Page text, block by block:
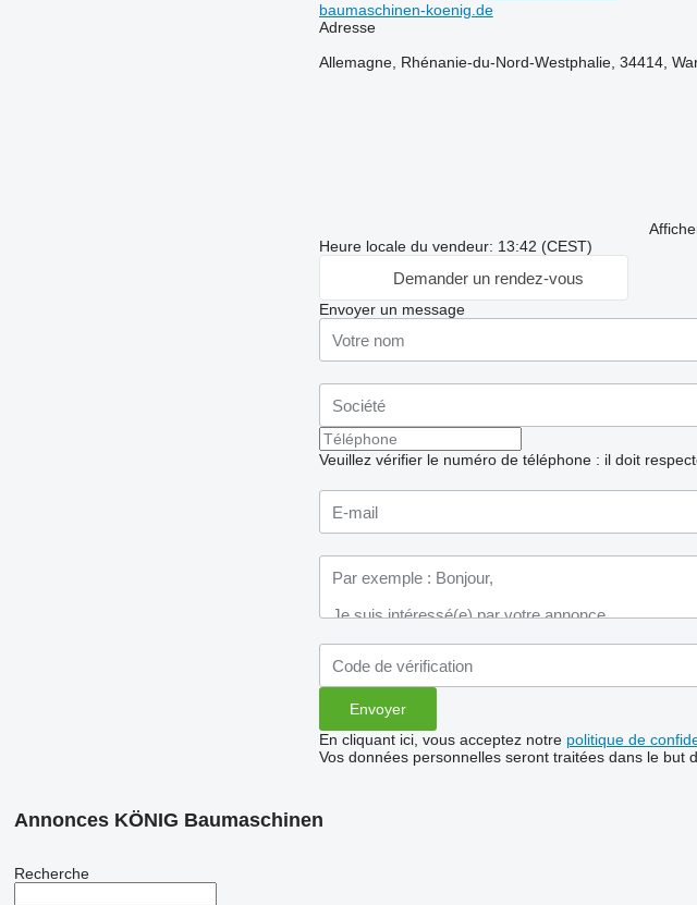
baumaschinen-koenig.de
Adresse
Allemagne, Rhénanie-du-Nord-Westphalie, 34414,
Heure locale du vendeur: 13:42 (CEST)
Demander un rendez-vous
Envoyer un message
Veuillez vérifier le numéro de téléphone : il doit
En cliquant ici, vous acceptez notre politique de
Vos données personnelles seront traitées dans le but
Annonces KÖNIG Baumaschinen
Recherche